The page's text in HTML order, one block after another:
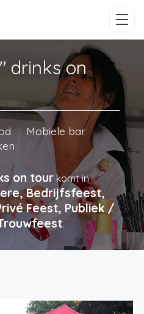
drinks on
Mobiele bar
on tour komt in
Bedrijfsfeest,
Feest, Publiek /
.